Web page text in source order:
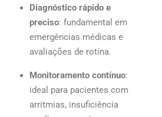
Diagnóstico rápido e
preciso: fundamental em
emergências médicas e
avaliações de rotina.
Monitoramento contínuo:
ideal para pacientes com
arritmias, insuficiência